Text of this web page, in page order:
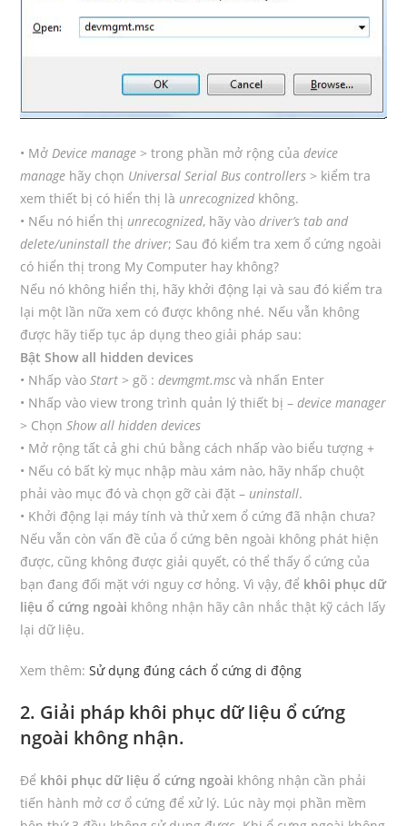
• MởDevice manage > trong phần mở rộng củadevice
manage hãy chọn Universal Serial Bus controllers > kiểm tra
xem thiết bị có hiển thị là unrecognizedkhông.
• Nếu nó hiển thị unrecognized, hãy vàodriver’s tab and
delete/uninstall the driver; Sau đó kiểm tra xem ổ cứng ngoài
có hiển thị trong My Computer hay không?
Nếu nó không hiển thị, hãy khởi động lại và sau đó kiểm tra
lại một lần nữa xem có được không nhé. Nếu vẫn không
được hãy tiếp tục áp dụng theo giải pháp sau:
Bật Show all hidden devices
• Nhấp vàoStart > gõ :devmgmt.mscvà nhấn Enter
• Nhấp vào view trong trình quản lý thiết bị –device manager
> ChọnShow all hidden devices
• Mở rộng tất cả ghi chú bằng cách nhấp vào biểu tượng +
• Nếu có bất kỳ mục nhập màu xám nào, hãy nhấp chuột
phải vào mục đó và chọn gỡ cài đặt – uninstall.
• Khởi động lại máy tính và thử xem ổ cứng đã nhận chưa?
Nếu vẫn còn vấn đề của ổ cứng bên ngoài không phát hiện
được, cũng không được giải quyết, có thể thấy ổ cứng của
bạn đang đối mặt với nguy cơ hỏng. Vì vậy, để khôi phục dữ
liệu ổ cứng ngoài không nhận hãy cân nhắc thật kỹ cách lấy
lại dữ liệu.
Xem thêm:Sử dụng đúng cách ổ cứng di động
2. Giải pháp khôi phục dữ liệu ổ cứng
ngoài không nhận.
Để khôi phục dữ liệu ổ cứng ngoài không nhận cần phải
tiến hành mở cơ ổ cứng để xử lý. Lúc này mọi phần mềm